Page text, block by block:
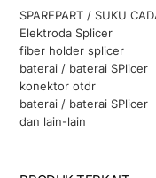
SPAREPART / SUKU
Elektroda Splicer
fiber holder splicer
baterai / baterai SPlicer
konektor otdr
baterai / baterai SPlicer
dan lain-lain